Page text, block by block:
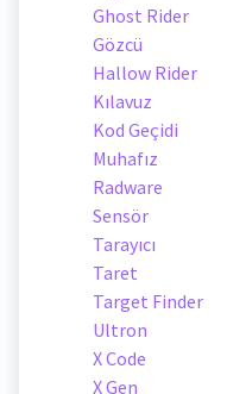
Ghost Rider
Gözcü
Hallow Rider
Kılavuz
Kod Geçidi
Muhafız
Radware
Sensör
Tarayıcı
Taret
Target Finder
Ultron
X Code
X Gen